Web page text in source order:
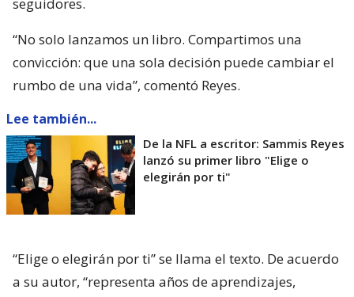
seguidores.
“No solo lanzamos un libro. Compartimos una
convicción: que una sola decisión puede cambiar el
rumbo de una vida”, comentó Reyes.
Lee también...
De la NFL a escritor: Sammis Reyes
lanzó su primer libro "Elige o
elegirán por ti"
“Elige o elegirán por ti” se llama el texto. De acuerdo
a su autor, “representa años de aprendizajes,